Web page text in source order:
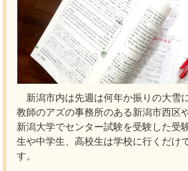
新潟市内は先週は何年か振りの大雪
教師のアズの事務所のある新潟市西区
新潟大学でセンター試験を受験した受
生や中学生、高校生は学校に行くだけ
す。